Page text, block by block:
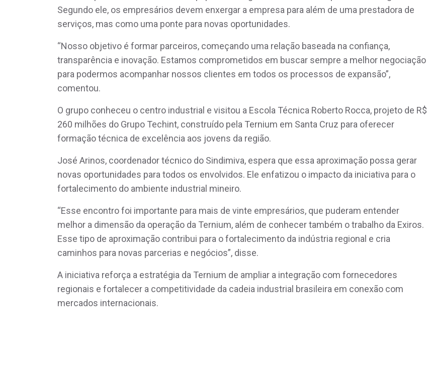
Segundo ele, os empresários devem enxergar a empresa para além de uma prestadora de
serviços, mas como uma ponte para novas oportunidades.
“Nosso objetivo é formar parceiros, começando uma relação baseada na confiança,
transparência e inovação. Estamos comprometidos em buscar sempre a melhor negociação
para podermos acompanhar nossos clientes em todos os processos de expansão”,
comentou.
O grupo conheceu o centro industrial e visitou a Escola Técnica Roberto Rocca, projeto de R$
260 milhões do Grupo Techint, construído pela Ternium em Santa Cruz para oferecer
formação técnica de excelência aos jovens da região.
José Arinos, coordenador técnico do Sindimiva, espera que essa aproximação possa gerar
novas oportunidades para todos os envolvidos. Ele enfatizou o impacto da iniciativa para o
fortalecimento do ambiente industrial mineiro.
“Esse encontro foi importante para mais de vinte empresários, que puderam entender
melhor a dimensão da operação da Ternium, além de conhecer também o trabalho da Exiros.
Esse tipo de aproximação contribui para o fortalecimento da indústria regional e cria
caminhos para novas parcerias e negócios”, disse.
A iniciativa reforça a estratégia da Ternium de ampliar a integração com fornecedores
regionais e fortalecer a competitividade da cadeia industrial brasileira em conexão com
mercados internacionais.